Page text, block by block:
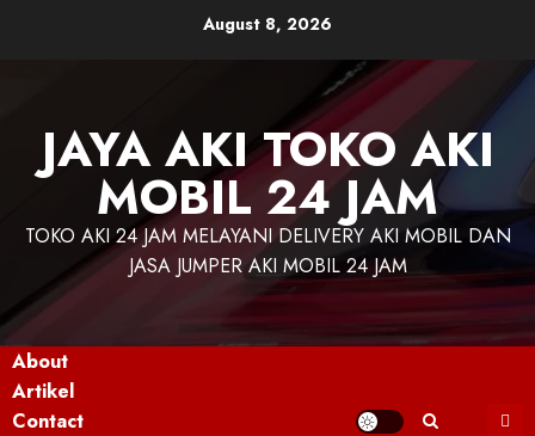
August 8, 2026
JAYA AKI TOKO AKI
MOBIL 24 JAM
TOKO AKI 24 JAM MELAYANI DELIVERY AKI MOBIL DAN
JASA JUMPER AKI MOBIL 24 JAM
About
Artikel
Contact